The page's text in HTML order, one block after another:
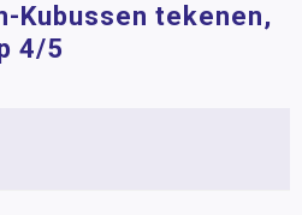
Kubussen tekenen,
4/5